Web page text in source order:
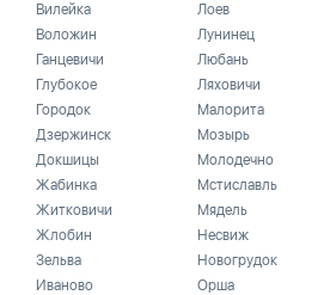
Вилейка
Воложин
Ганцевичи
Глубокое
Городок
Дзержинск
Докшицы
Жабинка
Житковичи
Жлобин
Зельва
Иваново
Лоев
Лунинец
Любань
Ляховичи
Малорита
Мозырь
Молодечно
Мстиславль
Мядель
Несвиж
Новогрудок
Орша